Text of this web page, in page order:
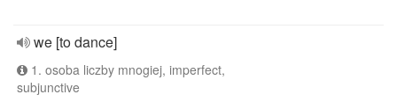
we [to dance]
1. osoba liczby mnogiej, imperfect,
subjunctive